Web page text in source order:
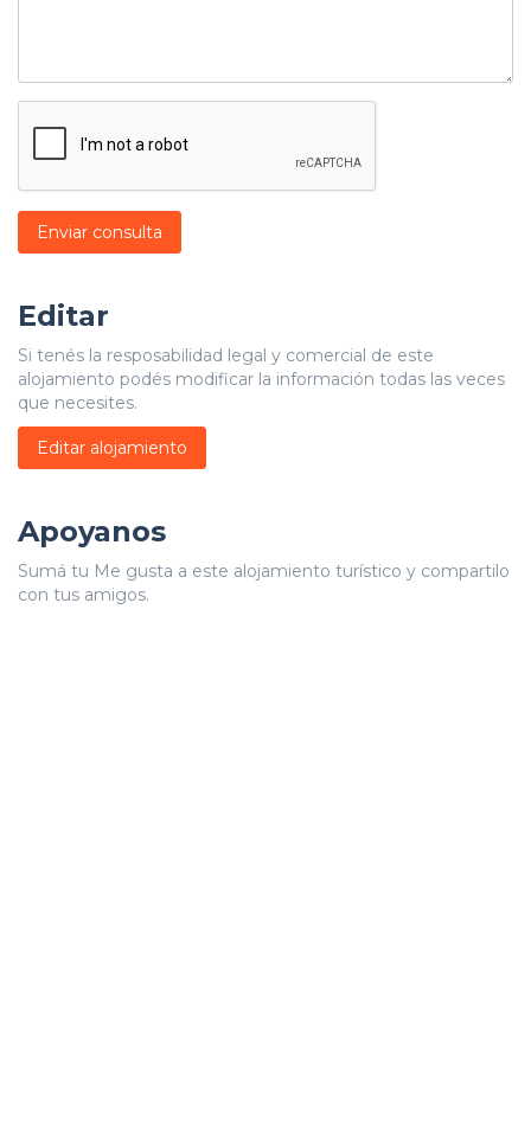
Enviar consulta
Editar
Si tenés la resposabilidad legal y comercial de este
alojamiento podés modificar la información todas las veces
que necesites.
Editar alojamiento
Apoyanos
Sumá tu Me gusta a este alojamiento turístico y compartilo
con tus amigos.